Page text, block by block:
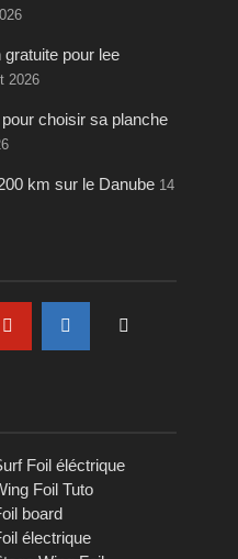
gratuite pour lee
2026
choisir sa planche
km sur le Danube 14
Foil éléctrique
Foil Tuto
board
électrique